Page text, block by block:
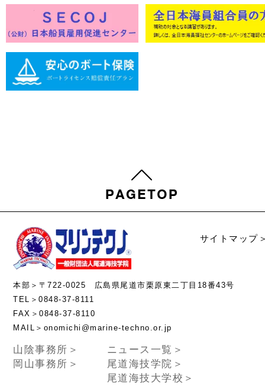
サイトマップ
本部＞〒722-0025 広島県尾道市栗原東二丁目18番43号
TEL＞0848-37-8111
FAX＞0848-37-8110
MAIL＞onomichi@marine-techno.or.jp
山陰事務所＞
岡山事務所＞
ニュース一覧＞
尾道海技学院＞
尾道海技大学校＞